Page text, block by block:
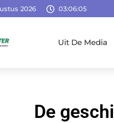
2026 03:06:06
Uit De Media
De